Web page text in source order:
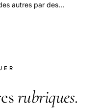
autres par des
rubriques.